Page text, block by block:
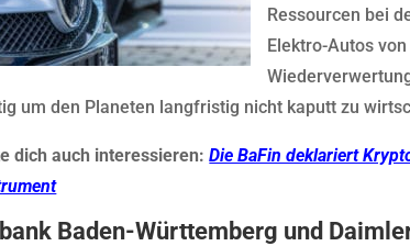
Ressourcen bei
Elektro-Autos
um den Planeten langfristig nicht kaputt zu
dich auch interessieren:Die BaFin deklariert
Baden-Württemberg und